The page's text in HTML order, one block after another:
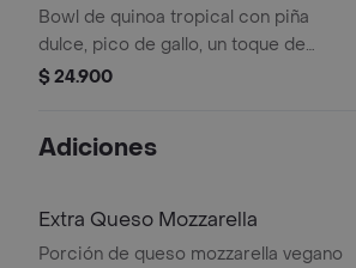
Bowl de quinoa tropical con piña
dulce, pico de gallo, un toque de
aceite de ajonjolí, chips de plátano y
$ 24.900
Adiciones
Extra Queso Mozzarella
Porción de queso mozzarella vegano